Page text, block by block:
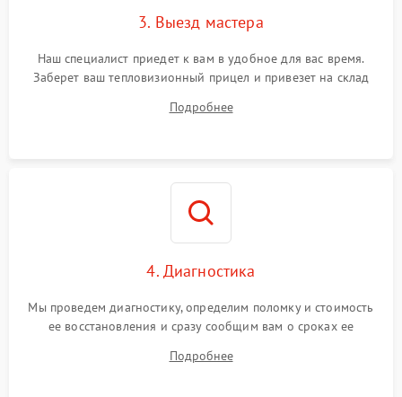
3. Выезд мастера
Наш специалист приедет к вам в удобное для вас время.
Заберет ваш тепловизионный прицел и привезет на склад
Подробнее
4. Диагностика
Мы проведем диагностику, определим поломку и стоимость
ее восстановления и сразу сообщим вам о сроках ее
Подробнее